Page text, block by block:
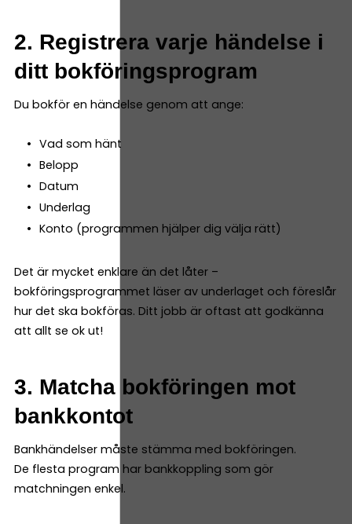
2. Registrera varje händelse i
ditt bokföringsprogram
Du bokför en händelse genom att ange:
Vad som hänt
Belopp
Datum
Underlag
Konto (programmen hjälper dig välja rätt)
Det är mycket enklare än det låter –
bokföringsprogrammet läser av underlaget och föreslår
hur det ska bokföras. Ditt jobb är oftast att godkänna
att allt se ok ut!
3. Matcha bokföringen mot
bankkontot
Bankhändelser måste stämma med bokföringen.
De flesta program har bankkoppling som gör
matchningen enkel.